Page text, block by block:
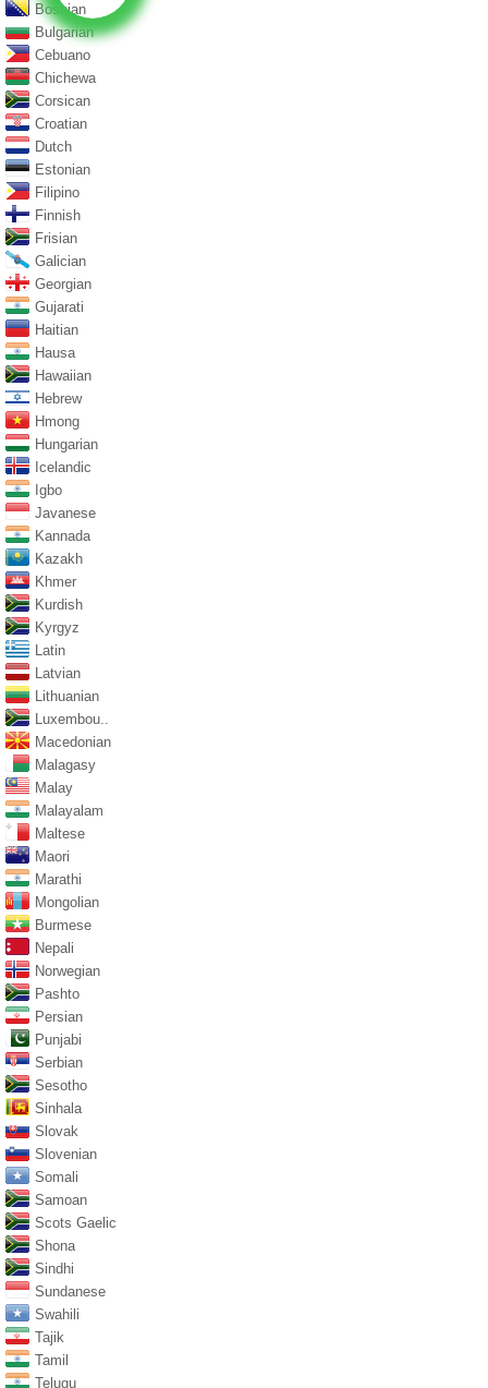
Bosnian
Bulgarian
Cebuano
Chichewa
Corsican
Croatian
Dutch
Estonian
Filipino
Finnish
Frisian
Galician
Georgian
Gujarati
Haitian
Hausa
Hawaiian
Hebrew
Hmong
Hungarian
Icelandic
Igbo
Javanese
Kannada
Kazakh
Khmer
Kurdish
Kyrgyz
Latin
Latvian
Lithuanian
Luxembou..
Macedonian
Malagasy
Malay
Malayalam
Maltese
Maori
Marathi
Mongolian
Burmese
Nepali
Norwegian
Pashto
Persian
Punjabi
Serbian
Sesotho
Sinhala
Slovak
Slovenian
Somali
Samoan
Scots Gaelic
Shona
Sindhi
Sundanese
Swahili
Tajik
Tamil
Telugu